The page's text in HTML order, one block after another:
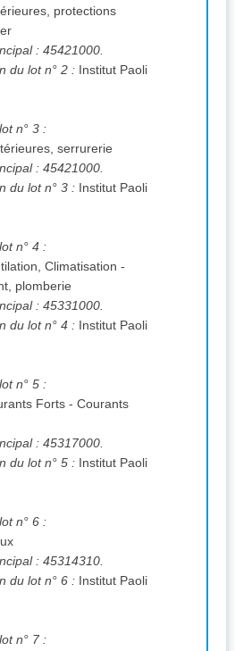
protections
: 45421000.
du lot n° 2 : Institut Paoli
n° 3 :
serrurerie
: 45421000.
du lot n° 3 : Institut Paoli
n° 4 :
Climatisation -
plomberie
: 45331000.
du lot n° 4 : Institut Paoli
n° 5 :
Forts - Courants
: 45317000.
du lot n° 5 : Institut Paoli
n° 6 :
: 45314310.
du lot n° 6 : Institut Paoli
n° 7 :